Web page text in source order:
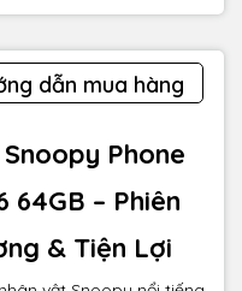
dẫn mua hàng
Phone
64GB – Phiên
& Tiện Lợi